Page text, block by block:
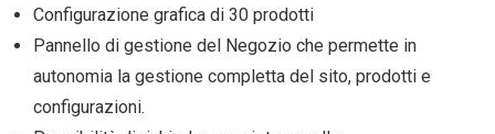
Configurazione grafica di 30 prodotti
Pannello di gestione del Negozio che permette in
autonomia la gestione completta del sito, prodotti e
configurazioni.